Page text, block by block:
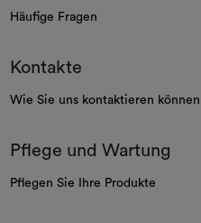
Häufige Fragen
Kontakte
Wie Sie uns kontaktieren können
Pflege und Wartung
Pflegen Sie Ihre Produkte